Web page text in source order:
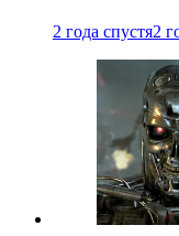
2 года спустя2